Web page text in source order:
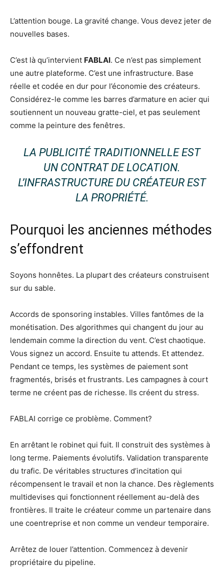
L’attention bouge. La gravité change. Vous devez jeter de
nouvelles bases.
C’est là qu’intervient FABLAI. Ce n’est pas simplement
une autre plateforme. C’est une infrastructure. Base
réelle et codée en dur pour l’économie des créateurs.
Considérez-le comme les barres d’armature en acier qui
soutiennent un nouveau gratte-ciel, et pas seulement
comme la peinture des fenêtres.
LA PUBLICITÉ TRADITIONNELLE EST
UN CONTRAT DE LOCATION.
L’INFRASTRUCTURE DU CRÉATEUR EST
LA PROPRIÉTÉ.
Pourquoi les anciennes méthodes
s’effondrent
Soyons honnêtes. La plupart des créateurs construisent
sur du sable.
Accords de sponsoring instables. Villes fantômes de la
monétisation. Des algorithmes qui changent du jour au
lendemain comme la direction du vent. C’est chaotique.
Vous signez un accord. Ensuite tu attends. Et attendez.
Pendant ce temps, les systèmes de paiement sont
fragmentés, brisés et frustrants. Les campagnes à court
terme ne créent pas de richesse. Ils créent du stress.
FABLAI corrige ce problème. Comment?
En arrêtant le robinet qui fuit. Il construit des systèmes à
long terme. Paiements évolutifs. Validation transparente
du trafic. De véritables structures d’incitation qui
récompensent le travail et non la chance. Des règlements
multidevises qui fonctionnent réellement au-delà des
frontières. Il traite le créateur comme un partenaire dans
une coentreprise et non comme un vendeur temporaire.
Arrêtez de louer l’attention. Commencez à devenir
propriétaire du pipeline.